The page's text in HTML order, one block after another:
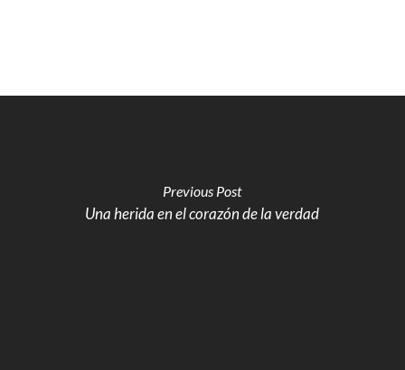
Previous Post
Una herida en el corazón de la verdad